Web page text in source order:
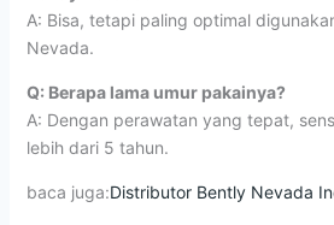
A: Bisa, tetapi paling optimal
Nevada.
Q: Berapa lama umur pakainya?
A: Dengan perawatan yang tepat,
lebih dari 5 tahun.
baca juga:Distributor Bently Nevada